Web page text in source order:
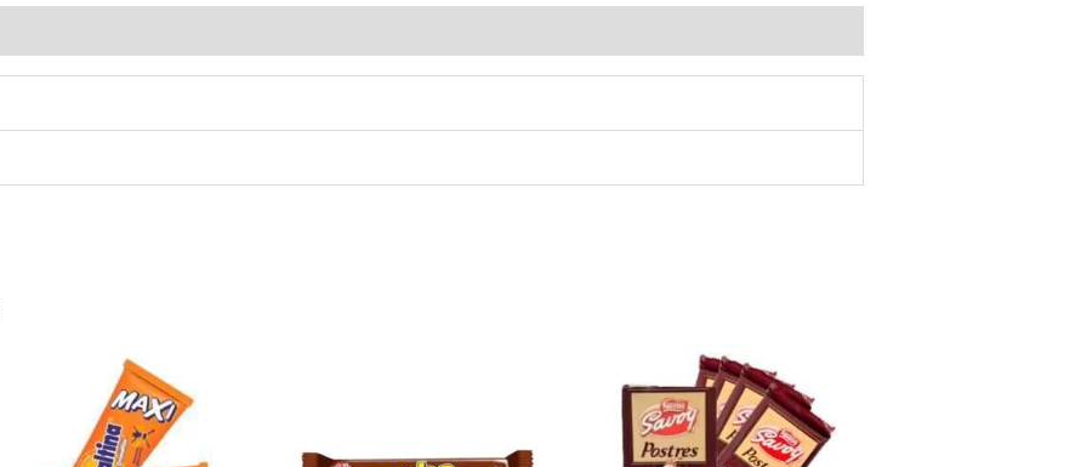
OVOMALTINA
MAXI
cantidad
CHOCOLATE
OSCURO
POSTRE
SAVOY